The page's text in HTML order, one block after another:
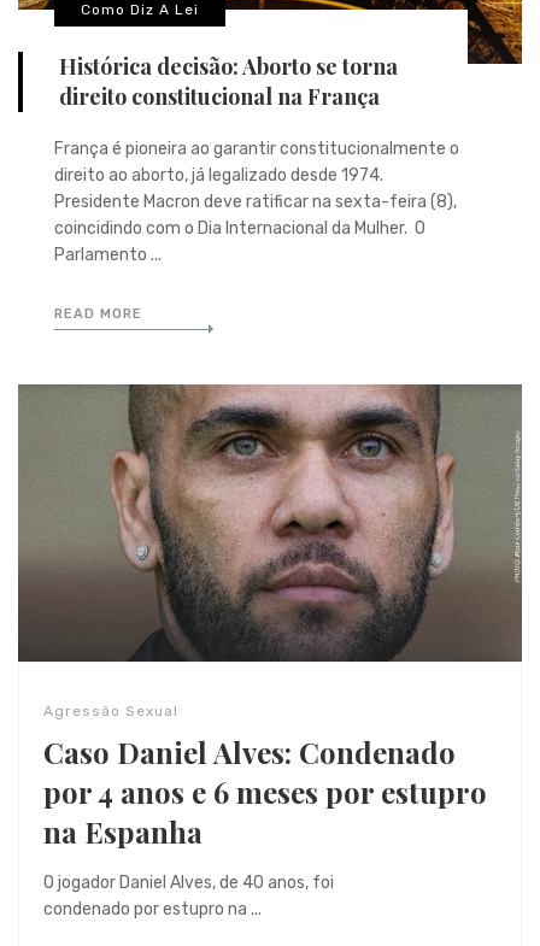
Como Diz A Lei
Histórica decisão: Aborto se torna
direito constitucional na França
França é pioneira ao garantir constitucionalmente o
direito ao aborto, já legalizado desde 1974.
Presidente Macron deve ratificar na sexta-feira (8),
coincidindo com o Dia Internacional da Mulher. O
Parlamento ...
READ MORE
Agressão Sexual
Caso Daniel Alves: Condenado
por 4 anos e 6 meses por estupro
na Espanha
O jogador Daniel Alves, de 40 anos, foi
condenado por estupro na ...